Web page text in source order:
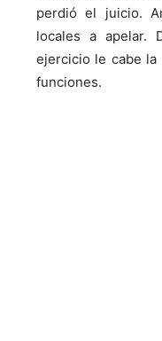
perdió el juicio.
locales a apelar.
ejercicio le cabe la
funciones.